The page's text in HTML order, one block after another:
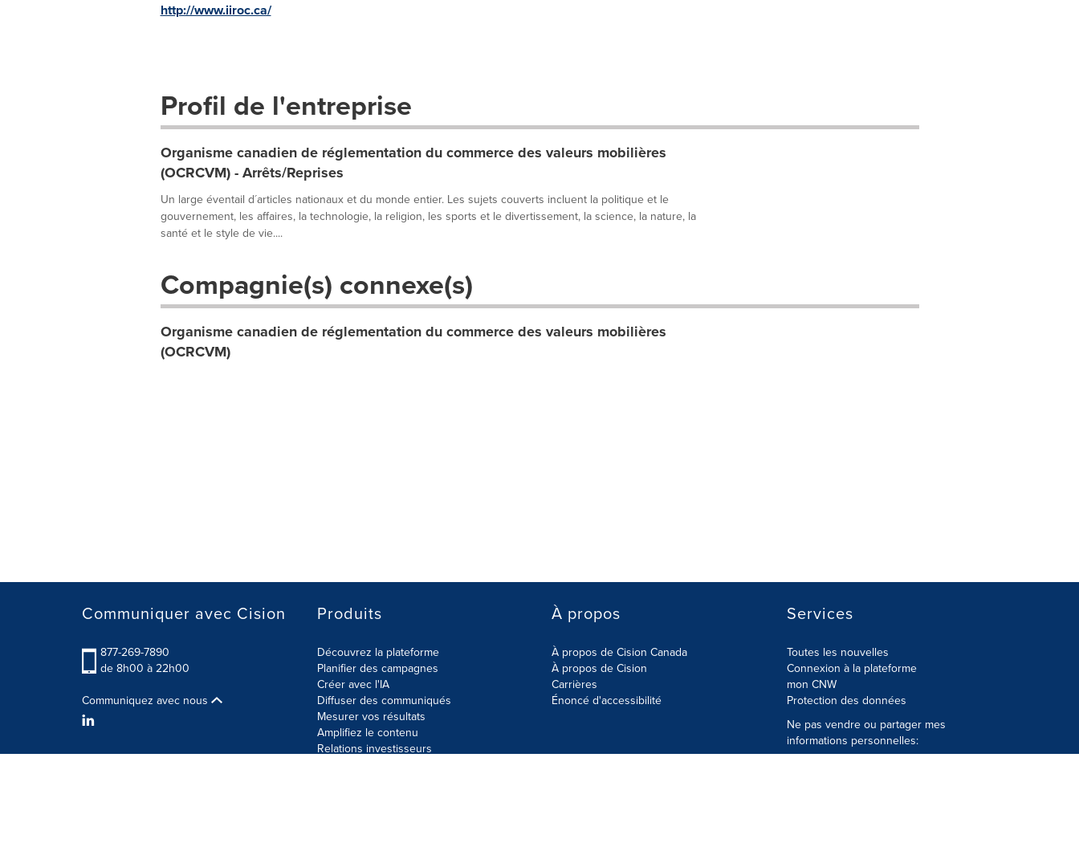
http://www.iiroc.ca/
Profil de l'entreprise
Organisme canadien de réglementation du commerce des valeurs mobilières
(OCRCVM) - Arrêts/Reprises
Un large éventail d´articles nationaux et du monde entier. Les sujets couverts incluent la politique et le
gouvernement, les affaires, la technologie, la religion, les sports et le divertissement, la science, la nature, la
santé et le style de vie....
Compagnie(s) connexe(s)
Organisme canadien de réglementation du commerce des valeurs mobilières
(OCRCVM)
Communiquer avec Cision
877-269-7890
de 8h00 à 22h00
Communiquez avec nous
Produits
Découvrez la plateforme
Planifier des campagnes
Créer avec l'IA
Diffuser des communiqués
Mesurer vos résultats
Amplifiez le contenu
Relations investisseurs
À propos
À propos de Cision Canada
À propos de Cision
Carrières
Énoncé d'accessibilité
Services
Toutes les nouvelles
Connexion à la plateforme
mon CNW
Protection des données
Ne pas vendre ou partager mes
informations personnelles: